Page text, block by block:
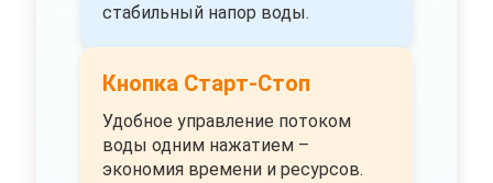
стабильный напор воды.
Кнопка Старт-Стоп
Удобное управление потоком
воды одним нажатием –
экономия времени и ресурсов.